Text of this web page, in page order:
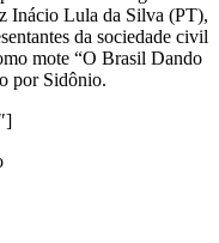
Inácio Lula da Silva (PT),
da sociedade civil
mote “O Brasil Dando
por Sidônio.